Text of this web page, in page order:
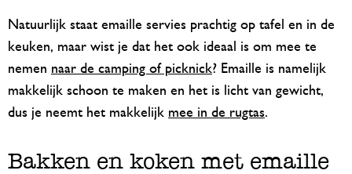
Natuurlijk staat emaille servies prachtig op tafel en in de
keuken, maar wist je dat het ook ideaal is om mee te
nemen naar de camping of picknick? Emaille is namelijk
makkelijk schoon te maken en het is licht van gewicht,
dus je neemt het makkelijk mee in de rugtas.
Bakken en koken met emaille